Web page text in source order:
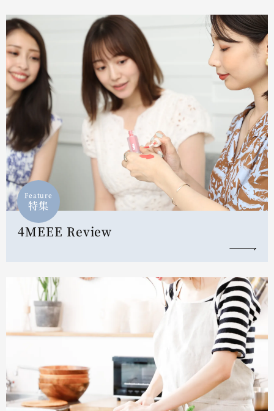
Feature
特集
4MEEE Review